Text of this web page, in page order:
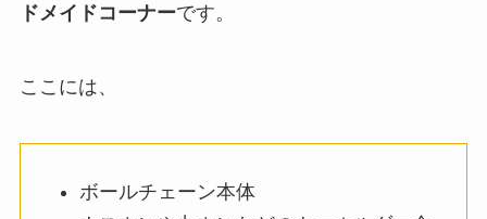
ドメイドコーナーです。
ここには、
ボールチェーン本体